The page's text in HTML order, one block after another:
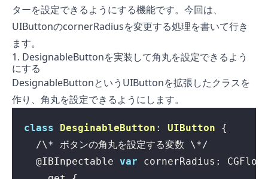
ターを設定できるようにする機能です。今回は、
UIButtonのcornerRadiusを変更する処理を書いて行き
ます。
1. DesignableButtonを実装して角丸を設定できるよう
にする
DesignableButtonというUIButtonを拡張したクラスを
作り、角丸を設定できるようにします。
class DesginableButton : UIButton
  @IBInpectable
var